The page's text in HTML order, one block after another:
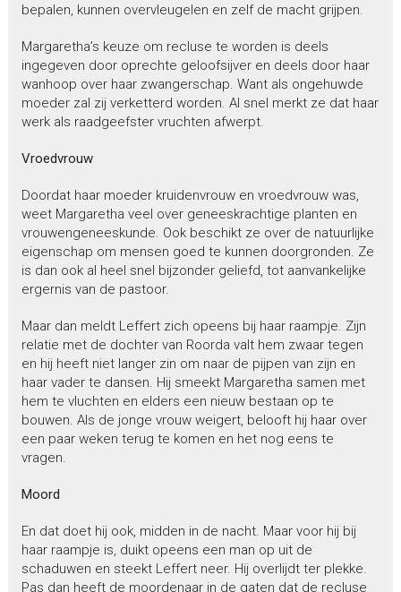
bepalen, kunnen overvleugelen en zelf de macht grijpen.
Margaretha’s keuze om recluse te worden is deels
ingegeven door oprechte geloofsijver en deels door haar
wanhoop over haar zwangerschap. Want als ongehuwde
moeder zal zij verketterd worden. Al snel merkt ze dat haar
werk als raadgeefster vruchten afwerpt.
Vroedvrouw
Doordat haar moeder kruidenvrouw en vroedvrouw was,
weet Margaretha veel over geneeskrachtige planten en
vrouwengeneeskunde. Ook beschikt ze over de natuurlijke
eigenschap om mensen goed te kunnen doorgronden. Ze
is dan ook al heel snel bijzonder geliefd, tot aanvankelijke
ergernis van de pastoor.
Maar dan meldt Leffert zich opeens bij haar raampje. Zijn
relatie met de dochter van Roorda valt hem zwaar tegen
en hij heeft niet langer zin om naar de pijpen van zijn en
haar vader te dansen. Hij smeekt Margaretha samen met
hem te vluchten en elders een nieuw bestaan op te
bouwen. Als de jonge vrouw weigert, belooft hij haar over
een paar weken terug te komen en het nog eens te
vragen.
Moord
En dat doet hij ook, midden in de nacht. Maar voor hij bij
haar raampje is, duikt opeens een man op uit de
schaduwen en steekt Leffert neer. Hij overlijdt ter plekke.
Pas dan heeft de moordenaar in de gaten dat de recluse